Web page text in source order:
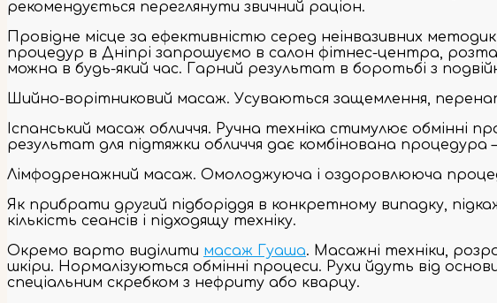
рекомендується переглянути звичний раціон.
Провідне місце за ефективністю серед неінвазивних
процедур в Дніпрі запрошуємо в салон фітнес-центра,
можна в будь-який час. Гарний результат в боротьбі з
Шийно-ворітниковий масаж. Усуваються защемлення,
Іспанський масаж обличчя. Ручна техніка стимулює обмінні
результат для підтяжки обличчя дає комбінована процедура
Лімфодренажний масаж. Омолоджуюча і оздоровлююча
Як прибрати другий підборіддя в конкретному випадку,
кількість сеансів і підходящу техніку.
Окремо варто виділити масаж Гуаша. Масажні техніки,
шкіри. Нормалізуються обмінні процеси. Рухи йдуть від
спеціальним скребком з нефриту або кварцу.